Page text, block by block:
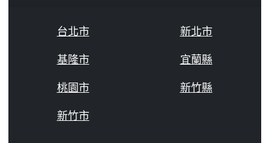
台北市
新北市
基隆市
宜蘭縣
桃園市
新竹縣
新竹市